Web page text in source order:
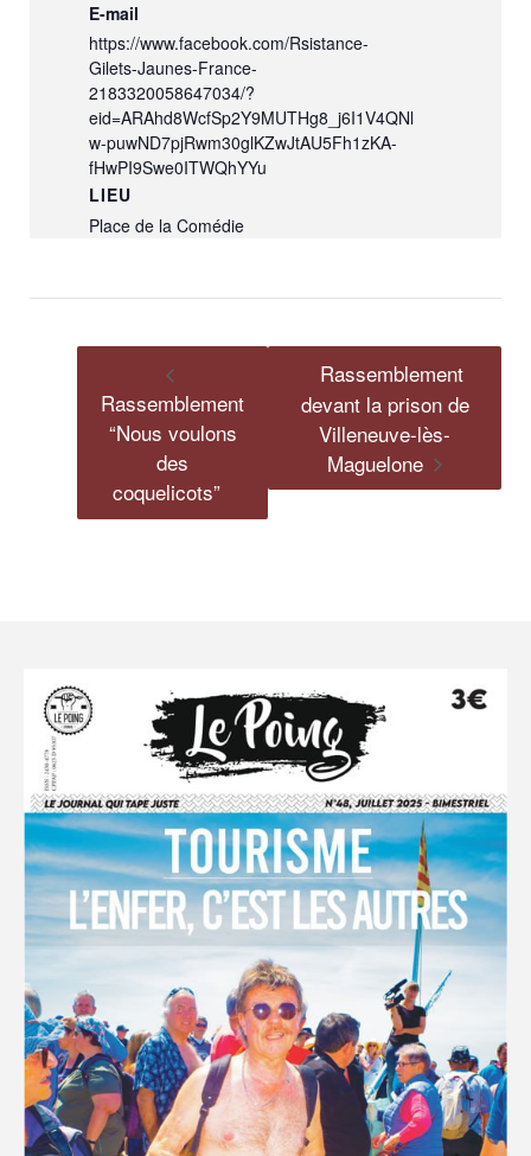
LIEU
Place de la Comédie
E-mail
https://www.facebook.com/Rsistance-
Gilets-Jaunes-France-
2183320058647034/?
eid=ARAhd8WcfSp2Y9MUTHg8_j6I1V4QNl
w-puwND7pjRwm30glKZwJtAU5Fh1zKA-
fHwPI9Swe0ITWQhYYu
Rassemblement
“Nous voulons
des
coquelicots”
Rassemblement
devant la prison de
Villeneuve-lès-
Maguelone